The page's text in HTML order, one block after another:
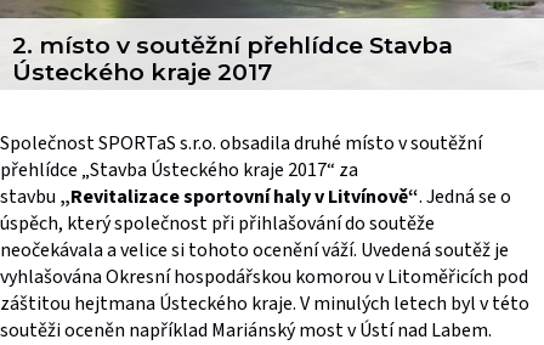
2. místo v soutěžní přehlídce Stavba
Ústeckého kraje 2017
Společnost SPORTaS s.r.o. obsadila druhé místo v soutěžní
přehlídce „Stavba Ústeckého kraje 2017“ za
stavbu „Revitalizace sportovní haly v Litvínově“. Jedná se o
úspěch, který společnost při přihlašování do soutěže
neočekávala a velice si tohoto ocenění váží. Uvedená soutěž je
vyhlašována Okresní hospodářskou komorou v Litoměřicích pod
záštitou hejtmana Ústeckého kraje. V minulých letech byl v této
soutěži oceněn například Mariánský most v Ústí nad Labem.